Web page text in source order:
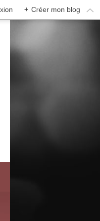
+ Créer mon blog